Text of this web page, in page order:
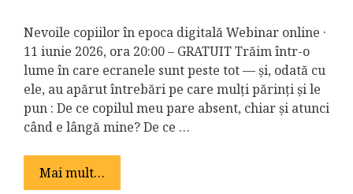
Nevoile copiilor în epoca digitală Webinar online ·
11 iunie 2026, ora 20:00 – GRATUIT Trăim într-o
lume în care ecranele sunt peste tot — și, odată cu
ele, au apărut întrebări pe care mulți părinți și le
pun : De ce copilul meu pare absent, chiar și atunci
când e lângă mine? De ce …
Mai mult…